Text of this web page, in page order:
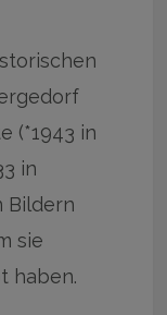
(*1943 in
in
Bildern
sie
haben.